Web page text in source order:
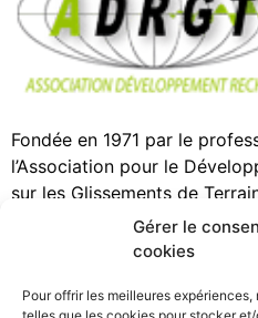
Gérer le
cookies
Pour offrir les meilleures
Fondée en 1971 par le
l’Association pour le
sur les Glissements de
(+2) ans. L’anniversaire a
(Grenoble) le 19 septembre
plus récents, autour de